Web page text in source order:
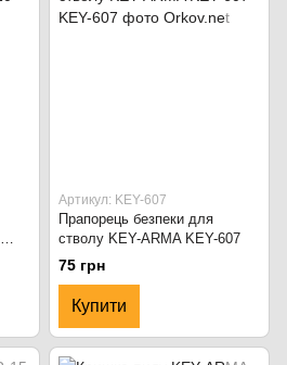
Артикул: KEY-607
Прапорець безпеки для
стволу KEY-ARMA KEY-607
75 грн
Купити